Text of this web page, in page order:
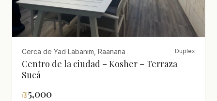
Cerca de Yad Labanim, Raanana Duplex
Centro de la ciudad – Kosher – Terraza
Sucá
₪5,000